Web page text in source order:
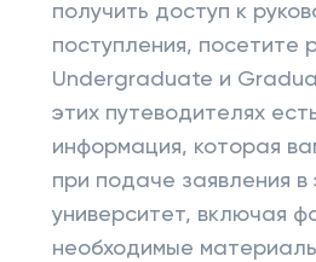
получить доступ к
поступления, посетите
Undergraduate и
этих путеводителях
информация, которая
при подаче заявления в
университет, включая
необходимые